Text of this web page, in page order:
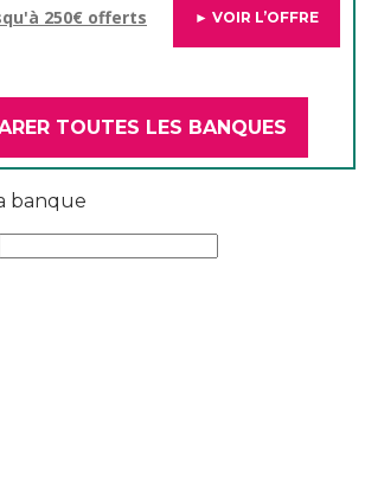
250€ offerts ► VOIR L’OFFRE
TOUTES LES BANQUES
banque